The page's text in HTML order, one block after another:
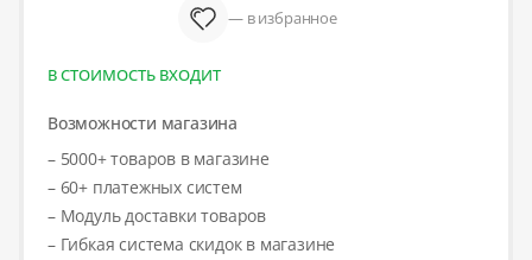
— в избранное
В СТОИМОСТЬ ВХОДИТ
Возможности магазина
– 5000+ товаров в магазине
– 60+ платежных систем
– Модуль доставки товаров
– Гибкая система скидок в магазине